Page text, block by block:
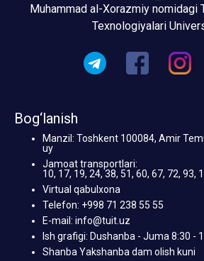
Muhammad al-Xorazmiy nomidagi
Texnologiyalari
Bog‘lanish
Manzil: Toshkent 100084, Amir
uy
Jamoat transportlari:
10, 17, 19, 24, 38, 51, 60, 67, 72, 93,
Virtual qabulxona
Telefon: +998 71 238 55 55
E-mail: info@tuit.uz
Ish grafigi: Dushanba - Juma 8:30 -
Shanba Yakshanba dam olish kuni